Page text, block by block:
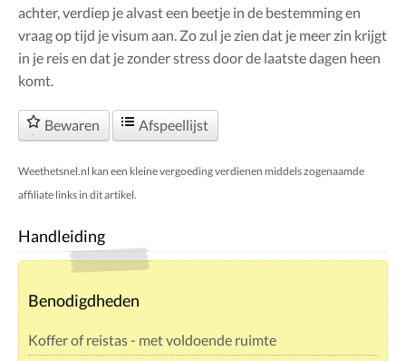
achter, verdiep je alvast een beetje in de bestemming en
vraag op tijd je visum aan. Zo zul je zien dat je meer zin krijgt
in je reis en dat je zonder stress door de laatste dagen heen
komt.
Bewaren Afspeellijst
Weethetsnel.nl kan een kleine vergoeding verdienen middels zogenaamde
affiliate links in dit artikel.
Handleiding
Benodigdheden
Koffer of reistas - met voldoende ruimte